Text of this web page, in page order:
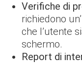
Verifiche di
richiedono
che l’utente
schermo.
Report di